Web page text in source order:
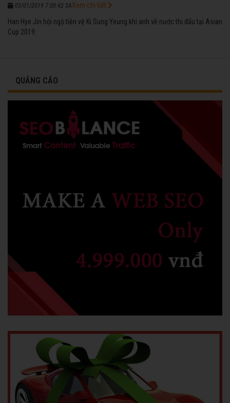
03/01/2019 7:00:42 SA
Han Hye Jin hội ngộ tiền vệ Ki Sung Yeung khi anh về nước thi đấu tại Asian
Cup 2019.
Xem chi tiết
QUẢNG CÁO